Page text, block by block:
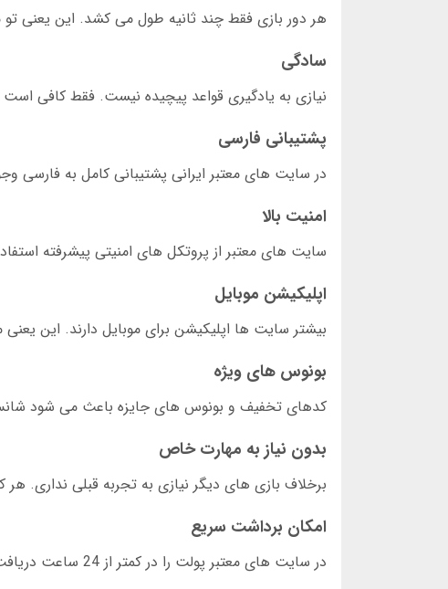
هر دور بازی فقط چند ثانیه طول می کشد. این یعنی
سادگی
نیازی به یادگیری قواعد پیچیده نیست. فقط کافی
پشتیبانی فارسی
در سایت های معتبر ایرانی پشتیبانی کامل به
امنیت بالا
سایت های معتبر از پروتکل های امنیتی پیشرفته
اپلیکیشن موبایل
بیشتر سایت ها اپلیکیشن برای موبایل دارند. این
بونوس های ویژه
کدهای تخفیف و بونوس های جایزه باعث می شود
بدون نیاز به مهارت خاص
برخلاف بازی های دیگر نیازی به تجربه قبلی نداری.
امکان برداشت سریع
در سایت های معتبر پولت را در کمتر از 24 ساعت دریافت می کنی. این بسیار سریع است.